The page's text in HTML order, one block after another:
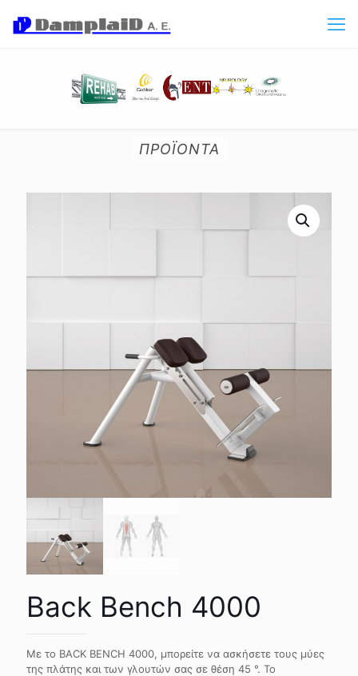
ΠΡΟΪΟΝΤΑ
Back Bench 4000
Με το BACK BENCH 4000, μπορείτε να ασκήσετε τους μύες
της πλάτης και των γλουτών σας σε θέση 45 °. Το